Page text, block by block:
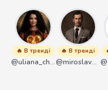
🔥 В тренді
@uliana_chernenko
🔥 В тренді
@miroslavmaniyk